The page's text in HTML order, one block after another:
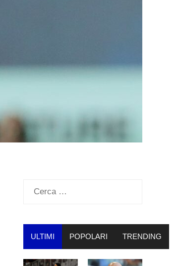
Ricerca
ULTIMI POPOLARI TRENDING